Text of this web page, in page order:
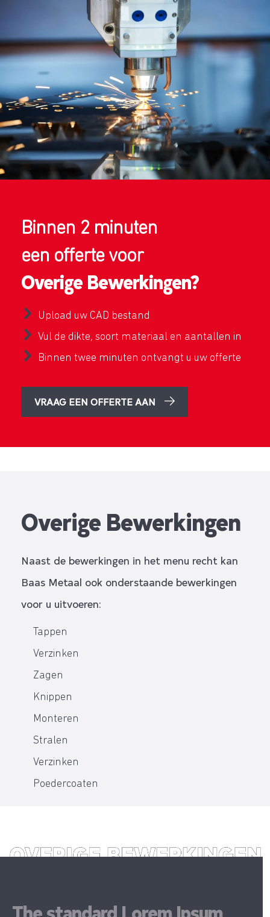
Binnen 2 minuten
een offerte voor
Overige Bewerkingen?
Upload uw CAD bestand
Vul de dikte, soort materiaal en aantallen in
Binnen twee minuten ontvangt u uw offerte
VRAAG EEN OFFERTE AAN
Overige Bewerkingen
Naast de bewerkingen in het menu recht kan
Baas Metaal ook onderstaande bewerkingen
voor u uitvoeren:
Tappen
Verzinken
Zagen
Knippen
Monteren
Stralen
Verzinken
Poedercoaten